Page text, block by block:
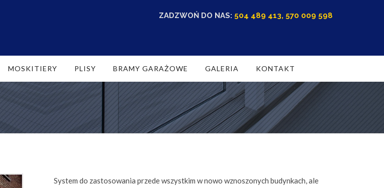
ZADZWOŃ DO NAS: 504 489 413, 570 009 598
MOSKITIERY PLISY BRAMY GARAŻOWE GALERIA KONTAKT
System do zastosowania przede wszystkim w nowo wznoszonych budynkach, ale